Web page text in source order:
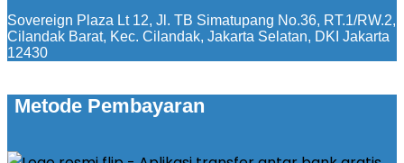
Sovereign Plaza Lt 12, Jl. TB Simatupang No.36, RT.1/RW.2,
Cilandak Barat, Kec. Cilandak, Jakarta Selatan, DKI Jakarta
12430
Metode Pembayaran